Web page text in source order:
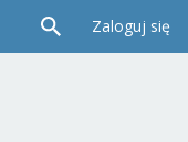
Zaloguj się